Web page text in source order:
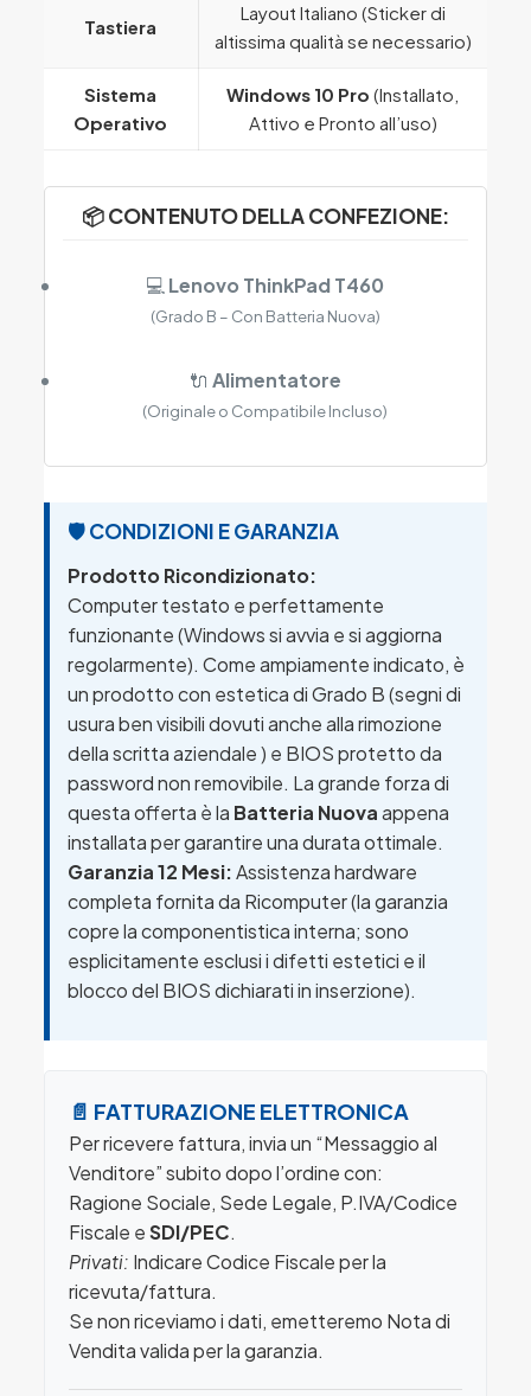
Tastiera
Layout Italiano (Sticker di
altissima qualità se necessario)
Sistema
Operativo
Windows 10 Pro (Installato,
Attivo e Pronto all’uso)
📦 CONTENUTO DELLA CONFEZIONE:
💻Lenovo ThinkPad T460
(Grado B – Con Batteria Nuova)
🔌 Alimentatore
(Originale o Compatibile Incluso)
🛡️ CONDIZIONI E GARANZIA
Prodotto Ricondizionato:
Computer testato e perfettamente
funzionante (Windows si avvia e si aggiorna
regolarmente). Come ampiamente indicato, è
un prodotto con estetica di Grado B (segni di
usura ben visibili dovuti anche alla rimozione
della scritta aziendale ) e BIOS protetto da
password non removibile. La grande forza di
questa offerta è la Batteria Nuovaappena
installata per garantire una durata ottimale.
Garanzia 12 Mesi:Assistenza hardware
completa fornita da Ricomputer (la garanzia
copre la componentistica interna; sono
esplicitamente esclusi i difetti estetici e il
blocco del BIOS dichiarati in inserzione).
📄 FATTURAZIONE ELETTRONICA
Per ricevere fattura, invia un “Messaggio al
Venditore” subito dopo l’ordine con:
Ragione Sociale, Sede Legale, P.IVA/Codice
Fiscale eSDI/PEC.
Privati: Indicare Codice Fiscale per la
ricevuta/fattura.
Se non riceviamo i dati, emetteremo Nota di
Vendita valida per la garanzia.